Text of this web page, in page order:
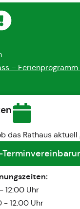
– Ferienprogramm
das Rathaus
12:00 Uhr
- 12:00 Uhr